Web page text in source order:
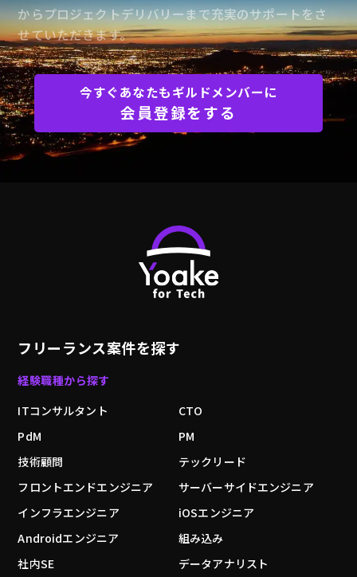
からプロジェクトデリバリーまで充実のサポートをさ
せていただきます。
今すぐあなたもギルドメンバーに
会員登録をする
フリーランス案件を探す
経験職種から探す
ITコンサルタント
CTO
PdM
PM
技術顧問
テックリード
フロントエンドエンジニア
サーバーサイドエンジニア
インフラエンジニア
iOSエンジニア
Androidエンジニア
組み込み
社内SE
データアナリスト